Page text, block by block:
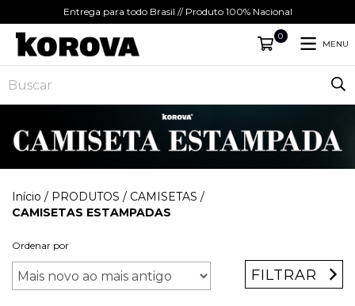
Entrega para todo Brasil // Produto 100% Nacional
0
MENU
Início / PRODUTOS / CAMISETAS /
CAMISETAS ESTAMPADAS
Ordenar por
FILTRAR